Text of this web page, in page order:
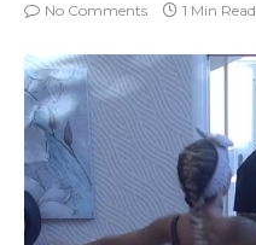
No Comments
1 Min Read